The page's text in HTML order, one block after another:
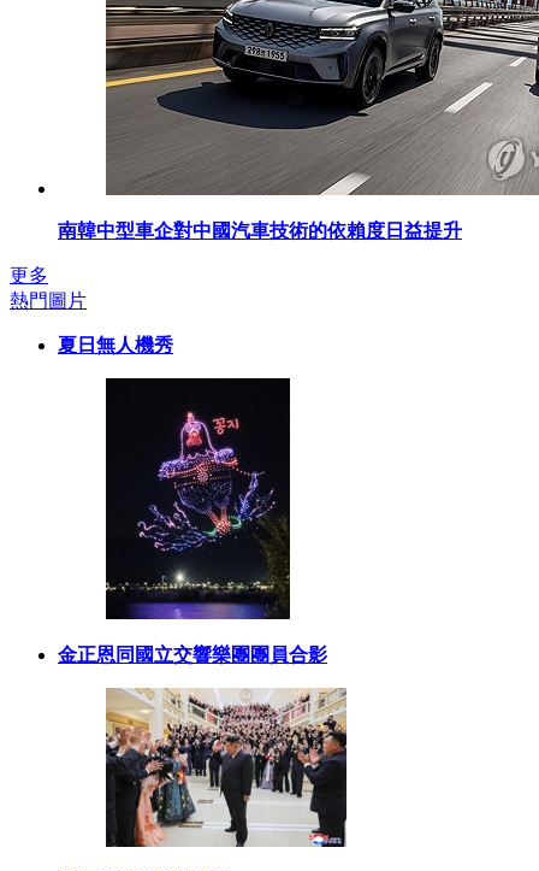
南韓中型車企對中國汽車技術的依賴度日益提升
更多
熱門圖片
夏日無人機秀
金正恩同國立交響樂團團員合影